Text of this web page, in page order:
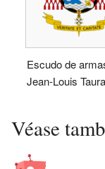
Escudo de
Jean-Louis
Véase